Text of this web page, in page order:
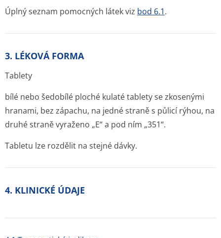
Úplný seznam pomocných látek viz bod 6.1.
3. LÉKOVÁ FORMA
Tablety
bílé nebo šedobílé ploché kulaté tablety se zkosenými
hranami, bez zápachu, na jedné straně s půlicí rýhou, na
druhé straně vyraženo „E“ a pod ním „351“.
Tabletu lze rozdělit na stejné dávky.
4. KLINICKÉ ÚDAJE